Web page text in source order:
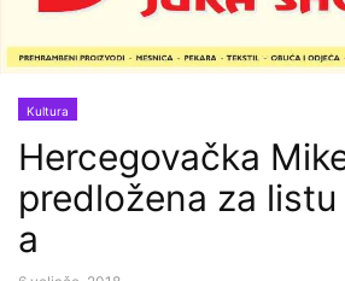
Kultura
Hercegovačka
predložena za listu
a